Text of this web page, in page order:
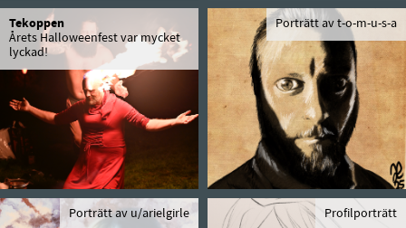
Tekoppen
Årets Halloweenfest var mycket
lyckad!
Porträtt av t-o-m-u-s-a
Porträtt av u/arielgirle Profilporträtt